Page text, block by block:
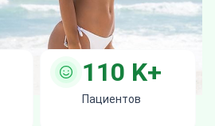
110 K+
Пациентов